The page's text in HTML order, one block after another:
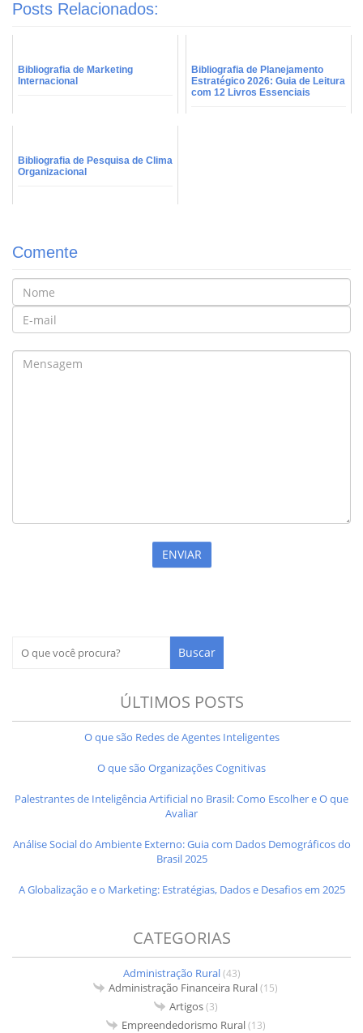
Posts Relacionados:
Bibliografia de Marketing
Internacional
Bibliografia de Planejamento
Estratégico 2026: Guia de Leitura
com 12 Livros Essenciais
Bibliografia de Pesquisa de Clima
Organizacional
Comente
ÚLTIMOS POSTS
O que são Redes de Agentes Inteligentes
O que são Organizações Cognitivas
Palestrantes de Inteligência Artificial no Brasil: Como Escolher e O que
Avaliar
Análise Social do Ambiente Externo: Guia com Dados Demográficos do
Brasil 2025
A Globalização e o Marketing: Estratégias, Dados e Desafios em 2025
CATEGORIAS
Administração Rural(43)
Administração Financeira Rural(15)
Artigos(3)
Empreendedorismo Rural(13)